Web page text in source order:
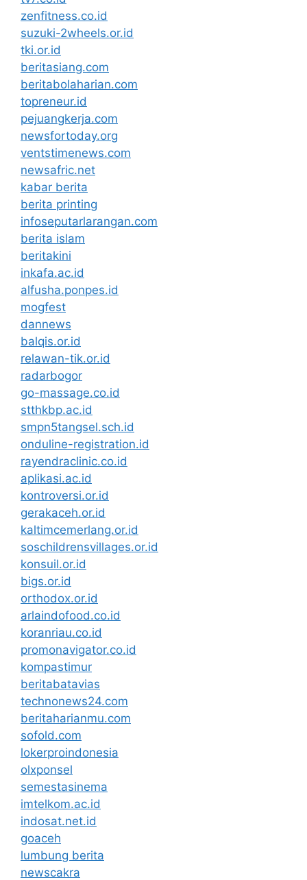
zenfitness.co.id
suzuki-2wheels.or.id
tki.or.id
beritasiang.com
beritabolaharian.com
topreneur.id
pejuangkerja.com
newsfortoday.org
ventstimenews.com
newsafric.net
kabar berita
berita printing
infoseputarlarangan.com
berita islam
beritakini
inkafa.ac.id
alfusha.ponpes.id
mogfest
dannews
balqis.or.id
relawan-tik.or.id
radarbogor
go-massage.co.id
stthkbp.ac.id
smpn5tangsel.sch.id
onduline-registration.id
rayendraclinic.co.id
aplikasi.ac.id
kontroversi.or.id
gerakaceh.or.id
kaltimcemerlang.or.id
soschildrensvillages.or.id
konsuil.or.id
bigs.or.id
orthodox.or.id
arlaindofood.co.id
koranriau.co.id
promonavigator.co.id
kompastimur
beritabatavias
technonews24.com
beritaharianmu.com
sofold.com
lokerproindonesia
olxponsel
semestasinema
imtelkom.ac.id
indosat.net.id
goaceh
lumbung berita
newscakra